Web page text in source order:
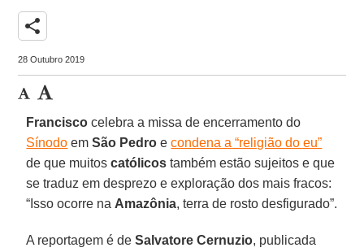
share
28 Outubro 2019
Francisco celebra a missa de encerramento do
Sínodo emSão Pedro econdena a “religião do eu”
de que muitoscatólicos também estão sujeitos e que
se traduz em desprezo e exploração dos mais fracos:
“Isso ocorre na Amazônia, terra de rosto desfigurado”.
A reportagem é deSalvatore Cernuzio, publicada